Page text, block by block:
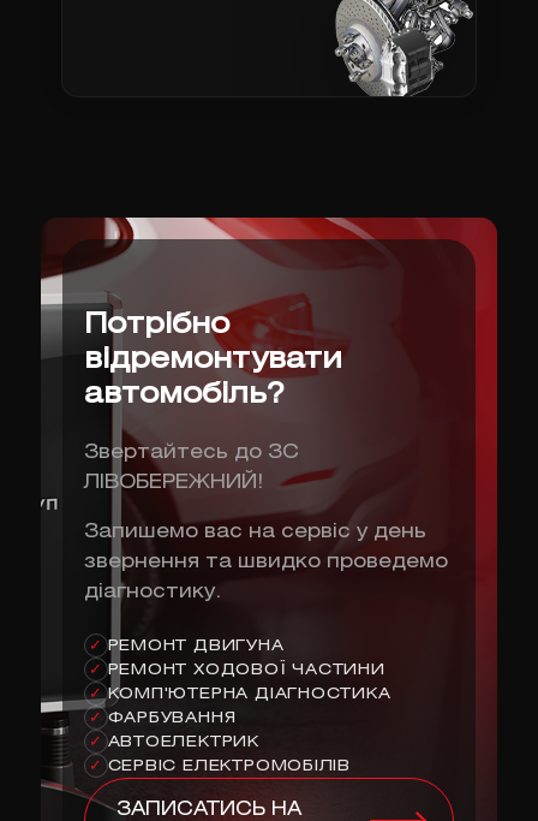
Потрібно
відремонтувати
автомобіль?
Звертайтесь до ЗС
ЛІВОБЕРЕЖНИЙ!
Запишемо вас на сервіс у день
звернення та швидко проведемо
діагностику.
✓ РЕМОНТ ДВИГУНА
✓ РЕМОНТ ХОДОВОЇ ЧАСТИНИ
✓ КОМП'ЮТЕРНА ДІАГНОСТИКА
✓ ФАРБУВАННЯ
✓ АВТОЕЛЕКТРИК
✓ СЕРВІС ЕЛЕКТРОМОБІЛІВ
ЗАПИСАТИСЬ НА